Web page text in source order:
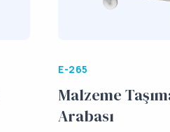
E-265
Malzeme
Arabası